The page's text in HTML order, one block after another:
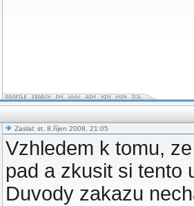
Zaslal: st, 8.říjen 2008, 21:05
Vzhledem k tomu,
pad a zkusit si tento
Duvody zakazu